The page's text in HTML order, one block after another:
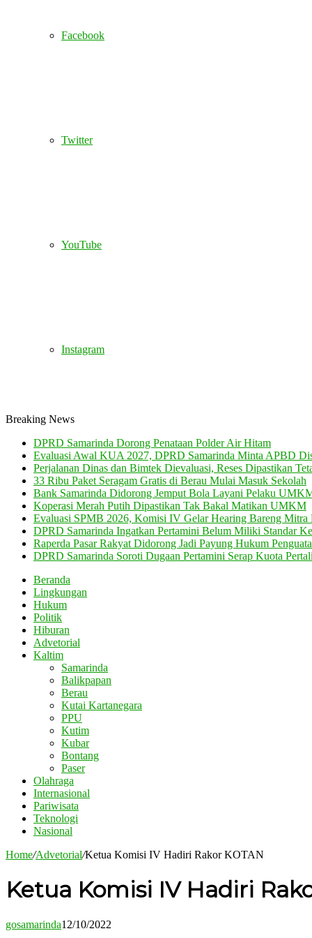
Facebook
Twitter
YouTube
Instagram
Breaking News
DPRD Samarinda Dorong Penataan Polder Air Hitam
Evaluasi Awal KUA 2027, DPRD Samarinda Minta APBD
Perjalanan Dinas dan Bimtek Dievaluasi, Reses Dipastikan
33 Ribu Paket Seragam Gratis di Berau Mulai Masuk Sekolah
Bank Samarinda Didorong Jemput Bola Layani Pelaku
Koperasi Merah Putih Dipastikan Tak Bakal Matikan UMKM
Evaluasi SPMB 2026, Komisi IV Gelar Hearing Bareng Mitra
DPRD Samarinda Ingatkan Pertamini Belum Miliki Standar
Raperda Pasar Rakyat Didorong Jadi Payung Hukum
DPRD Samarinda Soroti Dugaan Pertamini Serap Kuota
Beranda
Lingkungan
Hukum
Politik
Hiburan
Advetorial
Kaltim
Samarinda
Balikpapan
Berau
Kutai Kartanegara
PPU
Kutim
Kubar
Bontang
Paser
Olahraga
Internasional
Pariwisata
Teknologi
Nasional
Home/Advetorial/Ketua Komisi IV Hadiri Rakor KOTAN
Ketua Komisi IV Hadiri
gosamarinda12/10/2022